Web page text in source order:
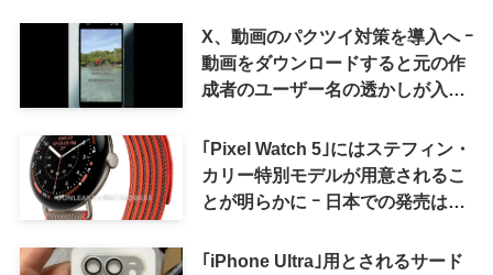
X、動画のパクツイ対策を導入へ ｰ
動画をダウンロードすると元の作
成者のユーザー名の透かしが入る
｢Pixel Watch 5｣にはステフィン・
カリー特別モデルが用意されるこ
とが明らかに ｰ 日本での発売は期
｢iPhone Ultra｣用とされるサード